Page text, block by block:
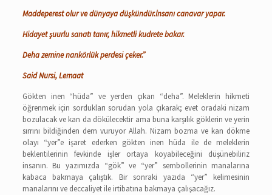
Maddeperest olur ve dünyaya düşkündür.İnsanı canavar yapar.
Hidayet şuurlu sanatı tanır, hikmetli kudrete bakar.
Deha zemine nankörlük perdesi çeker.”
Said Nursi, Lemaat
Gökten inen “hüda” ve yerden çıkan “deha”. Meleklerin hikmeti
öğrenmek için sordukları sorudan yola çıkarak; evet oradaki nizam
bozulacak ve kan da dökülecektir ama buna karşılık göklerin ve yerin
sırrını bildiğinden dem vuruyor Allah. Nizam bozma ve kan dökme
olayı “yer”e işaret ederken gökten inen hüda ile de meleklerin
beklentilerinin fevkinde işler ortaya koyabileceğini düşünebiliriz
insanın. Bu yazımızda “gök” ve “yer” sembollerinin manalarına
kabaca bakmaya çalıştık. Bir sonraki yazıda “yer” kelimesinin
manalarını ve deccaliyet ile irtibatına bakmaya çalışacağız.